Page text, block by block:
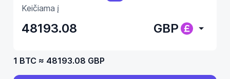
Keičiama į
GBP
1 BTC ≈ 48193.08 GBP